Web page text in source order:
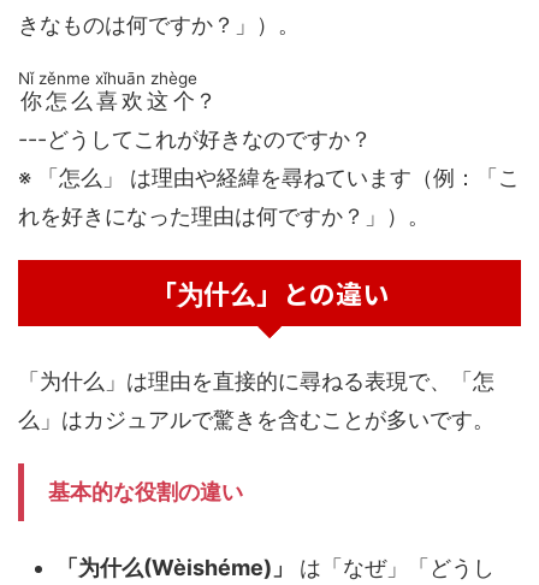
きなものは何ですか？」）。
你怎么喜欢这个
Nǐ zěnme xǐhuān zhège
？
---どうしてこれが好きなのですか？
※ 「怎么」 は理由や経緯を尋ねています（例：「こ
れを好きになった理由は何ですか？」）。
「为什么」との違い
「为什么」は理由を直接的に尋ねる表現で、「怎
么」はカジュアルで驚きを含むことが多いです。
基本的な役割の違い
「为什么(Wèishéme)」
は「なぜ」「どうし